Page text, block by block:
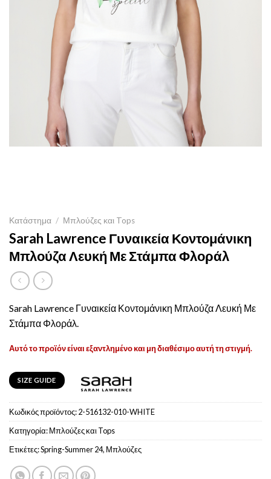
Κατάστημα / Μπλούζες και Tops
Sarah Lawrence Γυναικεία Κοντομάνικη
Μπλούζα Λευκή Με Στάμπα Φλοράλ
Sarah Lawrence Γυναικεία Κοντομάνικη Μπλούζα Λευκή Με
Στάμπα Φλοράλ.
Αυτό το προϊόν είναι εξαντλημένο και μη διαθέσιμο αυτή τη στιγμή.
SIZE GUIDE
Κωδικός προϊόντος:2-516132-010-WHITE
Κατηγορία:Μπλούζες και Tops
Ετικέτες:Spring-Summer 24, Μπλούζες